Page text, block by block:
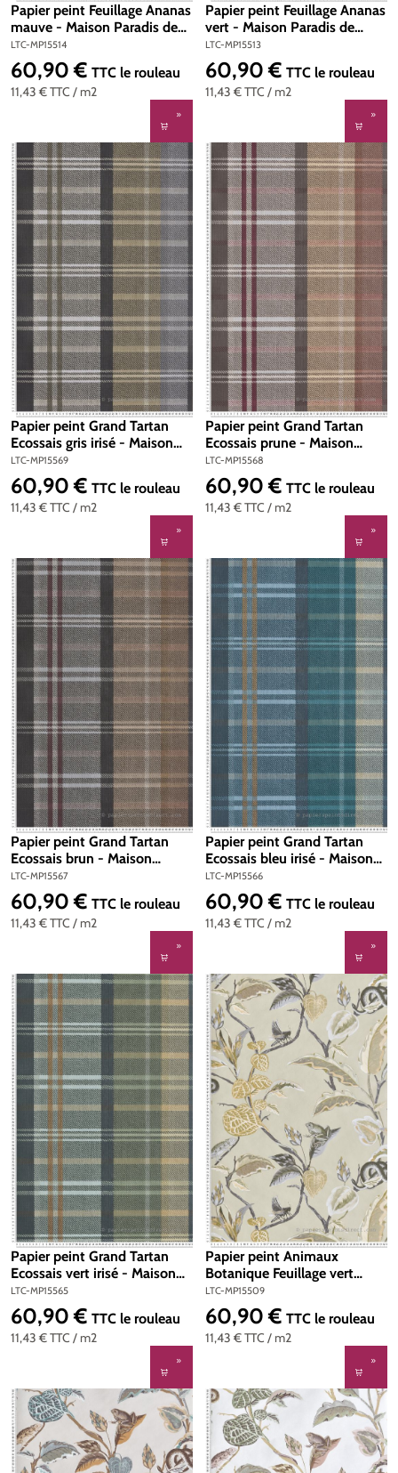
Papier peint Feuillage Ananas
mauve - Maison Paradis de
Lutèce | Réf. LTC-MP15514
LTC-MP15514
11,43 €TTC / m2
Prix régulier :
60,90 € TTC le rouleau
Papier peint Feuillage Ananas
vert - Maison Paradis de
Lutèce | Réf. LTC-MP15513
LTC-MP15513
11,43 €TTC / m2
Prix régulier :
60,90 € TTC le rouleau
Papier peint Grand Tartan
Ecossais gris irisé - Maison
Paradis de Lutèce | Réf. LTC-
MP15569
LTC-MP15569
11,43 €TTC / m2
Prix régulier :
60,90 € TTC le rouleau
Papier peint Grand Tartan
Ecossais prune - Maison
Paradis de Lutèce | Réf. LTC-
MP15568
LTC-MP15568
11,43 €TTC / m2
Prix régulier :
60,90 € TTC le rouleau
Papier peint Grand Tartan
Ecossais brun - Maison
Paradis de Lutèce | Réf. LTC-
MP15567
LTC-MP15567
11,43 €TTC / m2
Prix régulier :
60,90 € TTC le rouleau
Papier peint Grand Tartan
Ecossais bleu irisé - Maison
Paradis de Lutèce | Réf. LTC-
MP15566
LTC-MP15566
11,43 €TTC / m2
Prix régulier :
60,90 € TTC le rouleau
Papier peint Grand Tartan
Ecossais vert irisé - Maison
Paradis de Lutèce | Réf. LTC-
MP15565
LTC-MP15565
11,43 €TTC / m2
Prix régulier :
60,90 € TTC le rouleau
Papier peint Animaux
Botanique Feuillage vert
amande doré - Maison
Paradis de Lutèce | Réf. LTC-
MP15509
LTC-MP15509
11,43 €TTC / m2
Prix régulier :
60,90 € TTC le rouleau